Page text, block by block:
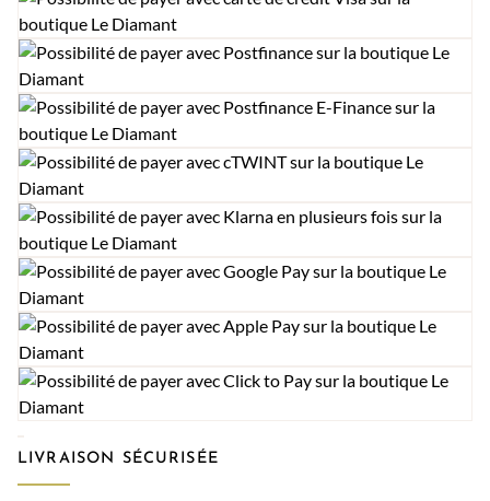
LIVRAISON SÉCURISÉE